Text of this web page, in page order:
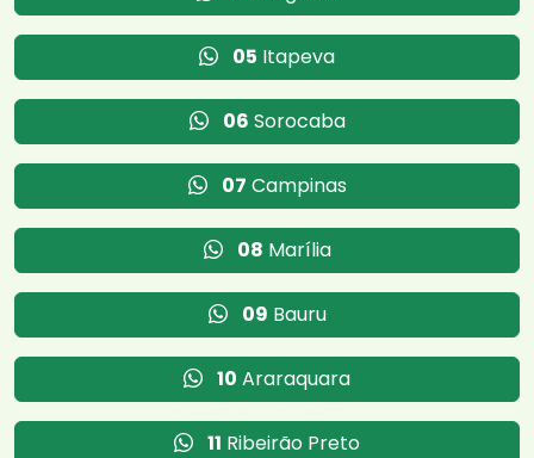
05 Itapeva
06 Sorocaba
07 Campinas
08 Marília
09 Bauru
10 Araraquara
11 Ribeirão Preto